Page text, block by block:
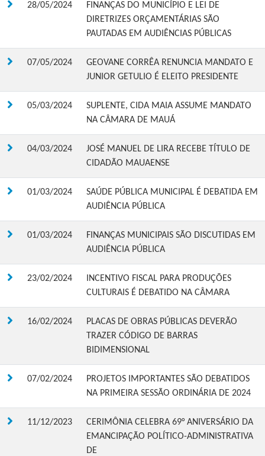
28/05/2024
FINANÇAS DO MUNICÍPIO E LEI DE
DIRETRIZES ORÇAMENTÁRIAS SÃO
PAUTADAS EM AUDIÊNCIAS PÚBLICAS
07/05/2024
GEOVANE CORRÊA RENUNCIA MANDATO E
JUNIOR GETULIO É ELEITO PRESIDENTE
05/03/2024
SUPLENTE, CIDA MAIA ASSUME MANDATO
NA CÂMARA DE MAUÁ
04/03/2024
JOSÉ MANUEL DE LIRA RECEBE TÍTULO DE
CIDADÃO MAUAENSE
01/03/2024
SAÚDE PÚBLICA MUNICIPAL É DEBATIDA EM
AUDIÊNCIA PÚBLICA
01/03/2024
FINANÇAS MUNICIPAIS SÃO DISCUTIDAS EM
AUDIÊNCIA PÚBLICA
23/02/2024
INCENTIVO FISCAL PARA PRODUÇÕES
CULTURAIS É DEBATIDO NA CÂMARA
16/02/2024
PLACAS DE OBRAS PÚBLICAS DEVERÃO
TRAZER CÓDIGO DE BARRAS
BIDIMENSIONAL
07/02/2024
PROJETOS IMPORTANTES SÃO DEBATIDOS
NA PRIMEIRA SESSÃO ORDINÁRIA DE 2024
11/12/2023
CERIMÔNIA CELEBRA 69° ANIVERSÁRIO DA
EMANCIPAÇÃO POLÍTICO-ADMINISTRATIVA
DE